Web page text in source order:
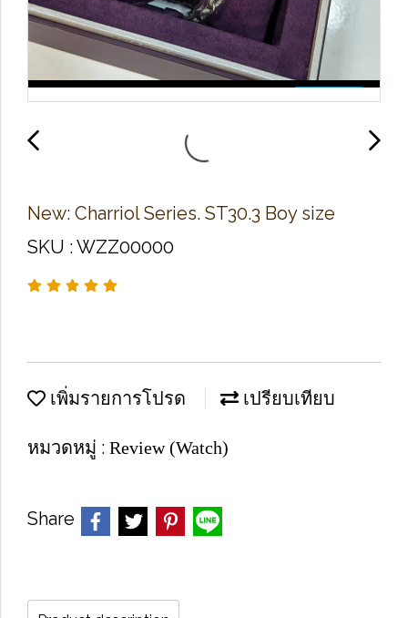
New: Charriol Series. ST30.3 Boy size
SKU : WZZ00000
เพิ่มรายการโปรด เปรียบเทียบ
หมวดหมู่ : Review (Watch)
Share